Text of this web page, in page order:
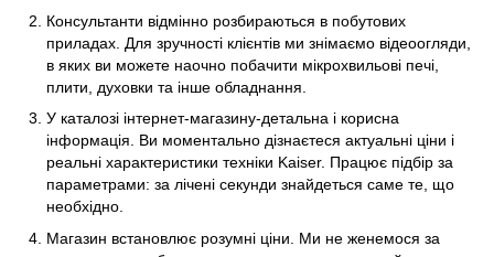
Консультанти відмінно розбираються в побутових
приладах. Для зручності клієнтів ми знімаємо відеоогляди,
в яких ви можете наочно побачити мікрохвильові печі,
плити, духовки та інше обладнання.
У каталозі інтернет-магазину-детальна і корисна
інформація. Ви моментально дізнаєтеся актуальні ціни і
реальні характеристики техніки Kaiser. Працює підбір за
параметрами: за лічені секунди знайдеться саме те, що
необхідно.
Магазин встановлює розумні ціни. Ми не женемося за